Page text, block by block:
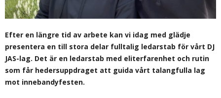
Efter en längre tid av arbete kan vi idag med glädje
presentera en till stora delar fulltalig ledarstab för vårt DJ
JAS-lag. Det är en ledarstab med eliterfarenhet och rutin
som får hedersuppdraget att guida vårt talangfulla lag
mot innebandyfesten.